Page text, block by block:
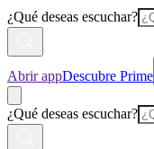
¿Qué deseas escuchar?
Abrir appDescubre Prime
¿Qué deseas escuchar?